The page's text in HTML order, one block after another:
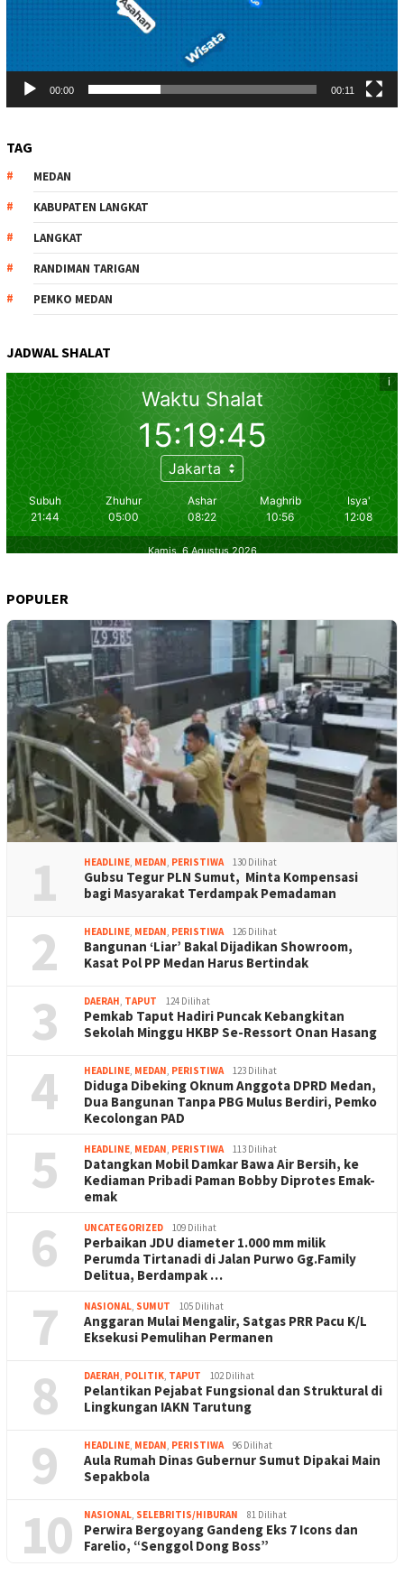
00:00 00:11
TAG
MEDAN
KABUPATEN LANGKAT
LANGKAT
RANDIMAN TARIGAN
PEMKO MEDAN
JADWAL SHALAT
POPULER
1 HEADLINE, MEDAN, PERISTIWA 130 Dilihat
Gubsu Tegur PLN Sumut, Minta Kompensasi
bagi Masyarakat Terdampak Pemadaman
2 HEADLINE, MEDAN, PERISTIWA 126 Dilihat
Bangunan ‘Liar’ Bakal Dijadikan Showroom,
Kasat Pol PP Medan Harus Bertindak
3 DAERAH, TAPUT 124 Dilihat
Pemkab Taput Hadiri Puncak Kebangkitan
Sekolah Minggu HKBP Se-Ressort Onan Hasang
4 HEADLINE, MEDAN, PERISTIWA 123 Dilihat
Diduga Dibeking Oknum Anggota DPRD Medan,
Dua Bangunan Tanpa PBG Mulus Berdiri, Pemko
Kecolongan PAD
5 HEADLINE, MEDAN, PERISTIWA 113 Dilihat
Datangkan Mobil Damkar Bawa Air Bersih, ke
Kediaman Pribadi Paman Bobby Diprotes Emak-
emak
6 UNCATEGORIZED 109 Dilihat
Perbaikan JDU diameter 1.000 mm milik
Perumda Tirtanadi di Jalan Purwo Gg.Family
Delitua, Berdampak …
7 NASIONAL, SUMUT 105 Dilihat
Anggaran Mulai Mengalir, Satgas PRR Pacu K/L
Eksekusi Pemulihan Permanen
8 DAERAH, POLITIK, TAPUT 102 Dilihat
Pelantikan Pejabat Fungsional dan Struktural di
Lingkungan IAKN Tarutung
9 HEADLINE, MEDAN, PERISTIWA 96 Dilihat
Aula Rumah Dinas Gubernur Sumut Dipakai Main
Sepakbola
10 NASIONAL, SELEBRITIS/HIBURAN 81 Dilihat
Perwira Bergoyang Gandeng Eks 7 Icons dan
Farelio, “Senggol Dong Boss”